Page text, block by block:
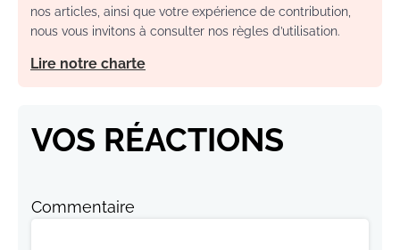
nos articles, ainsi que votre expérience de contribution,
nous vous invitons à consulter nos règles d’utilisation.
Lire notre charte
VOS RÉACTIONS
Commentaire